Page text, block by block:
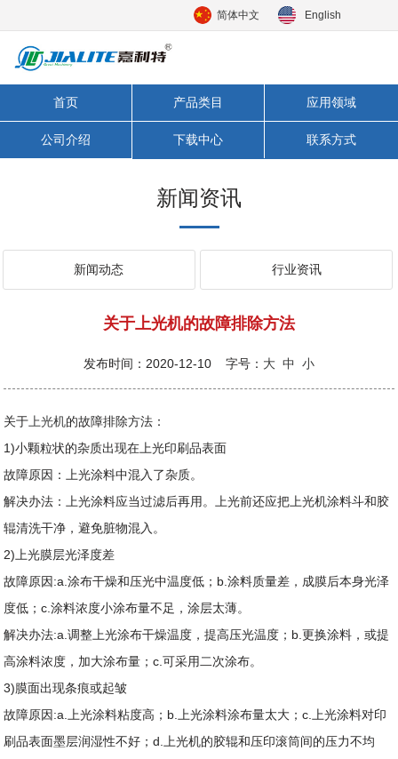
简体中文 English
首页 产品类目 应用领域
公司介绍 下载中心 联系方式
新闻资讯
新闻动态 行业资讯
关于上光机的故障排除方法
发布时间：2020-12-10 字号： 大 中 小
关于 上光机的故障排除方法：
1)小颗粒状的杂质出现在上光印刷品表面
故障原因：上光涂料中混入了杂质。
解决办法：上光涂料应当过滤后再用。上光前还应把上光机涂料斗和胶
辊清洗干净，避免脏物混入。
2)上光膜层光泽度差
故障原因:a.涂布干燥和压光中温度低；b.涂料质量差，成膜后本身光泽
度低；c.涂料浓度小涂布量不足，涂层太薄。
解决办法:a.调整上光涂布干燥温度，提高压光温度；b.更换涂料，或提
高涂料浓度，加大涂布量；c.可采用二次涂布。
3)膜面出现条痕或起皱
故障原因:a.上光涂料粘度高；b.上光涂料涂布量太大；c.上光涂料对印
刷品表面墨层润湿性不好；d.上光机的胶辊和压印滚筒间的压力不均